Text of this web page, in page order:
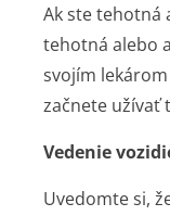
Ak ste tehotná
tehotná alebo
svojím
začnete užívať
Vedenie
Uvedomte si,